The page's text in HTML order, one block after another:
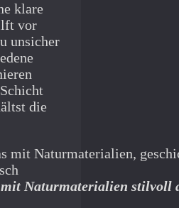
klare
vor
unsicher
die
mit Naturmaterialien stilvoll